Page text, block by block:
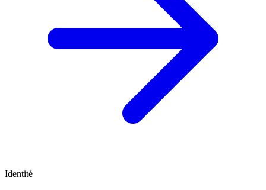
Identité